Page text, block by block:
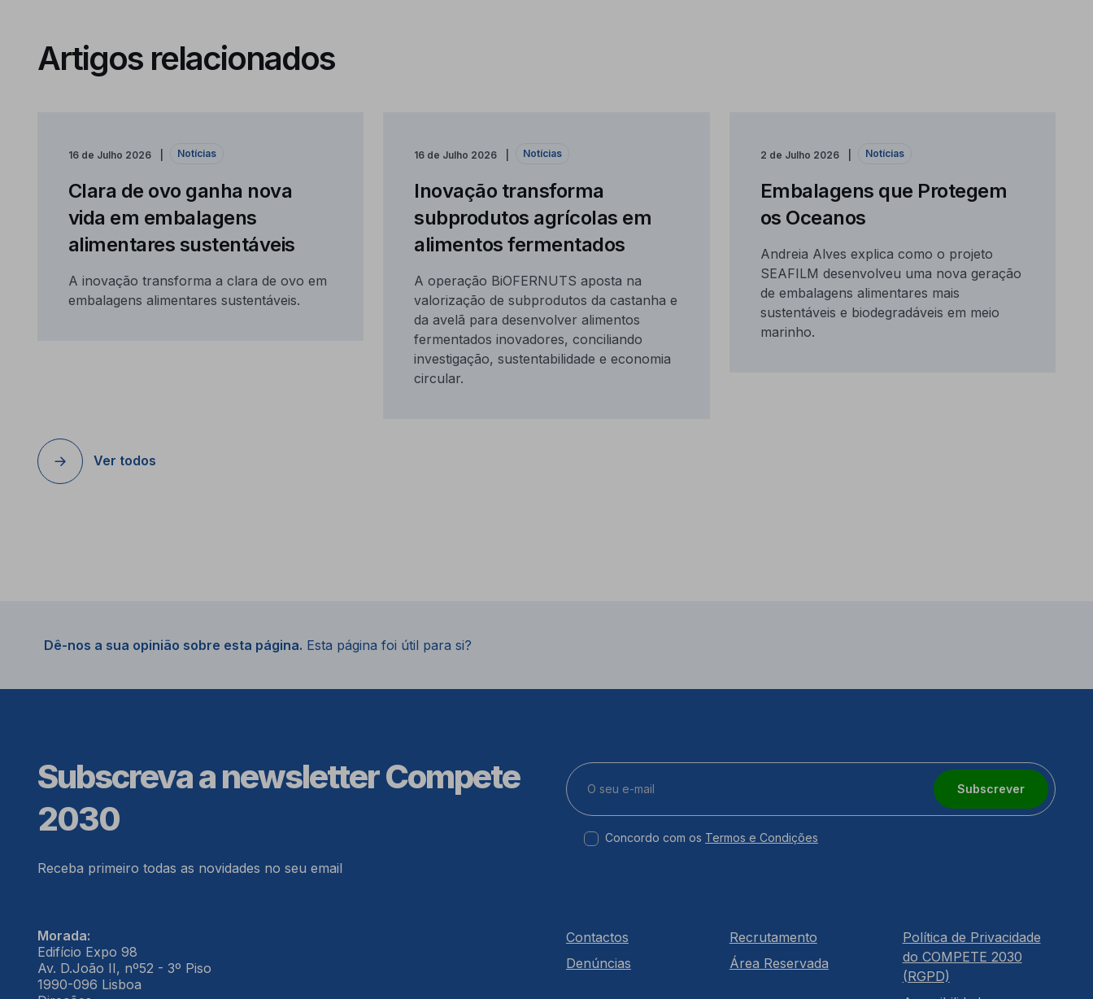
Artigos relacionados
16 de Julho 2026 Notícias
Clara de ovo ganha nova
vida em embalagens
alimentares sustentáveis
A inovação transforma a clara de ovo em
embalagens alimentares sustentáveis.
16 de Julho 2026 Notícias
Inovação transforma
subprodutos agrícolas em
alimentos fermentados
A operação BiOFERNUTS aposta na
valorização de subprodutos da castanha e
da avelã para desenvolver alimentos
fermentados inovadores, conciliando
investigação, sustentabilidade e economia
circular.
2 de Julho 2026 Notícias
Embalagens que Protegem
os Oceanos
Andreia Alves explica como o projeto
SEAFILM desenvolveu uma nova geração
de embalagens alimentares mais
sustentáveis e biodegradáveis em meio
marinho.
Ver todos
Dê-nos a sua opinião sobre esta página. Esta página foi útil para si?
Subscreva a newsletter Compete
2030
Receba primeiro todas as novidades no seu email
Subscrever
Concordo com os Termos e Condições
Morada:
Edifício Expo 98
Av. D.João II, nº52 - 3º Piso
1990-096 Lisboa
Contactos
Denúncias
Recrutamento
Área Reservada
Política de Privacidade
do COMPETE 2030
(RGPD)